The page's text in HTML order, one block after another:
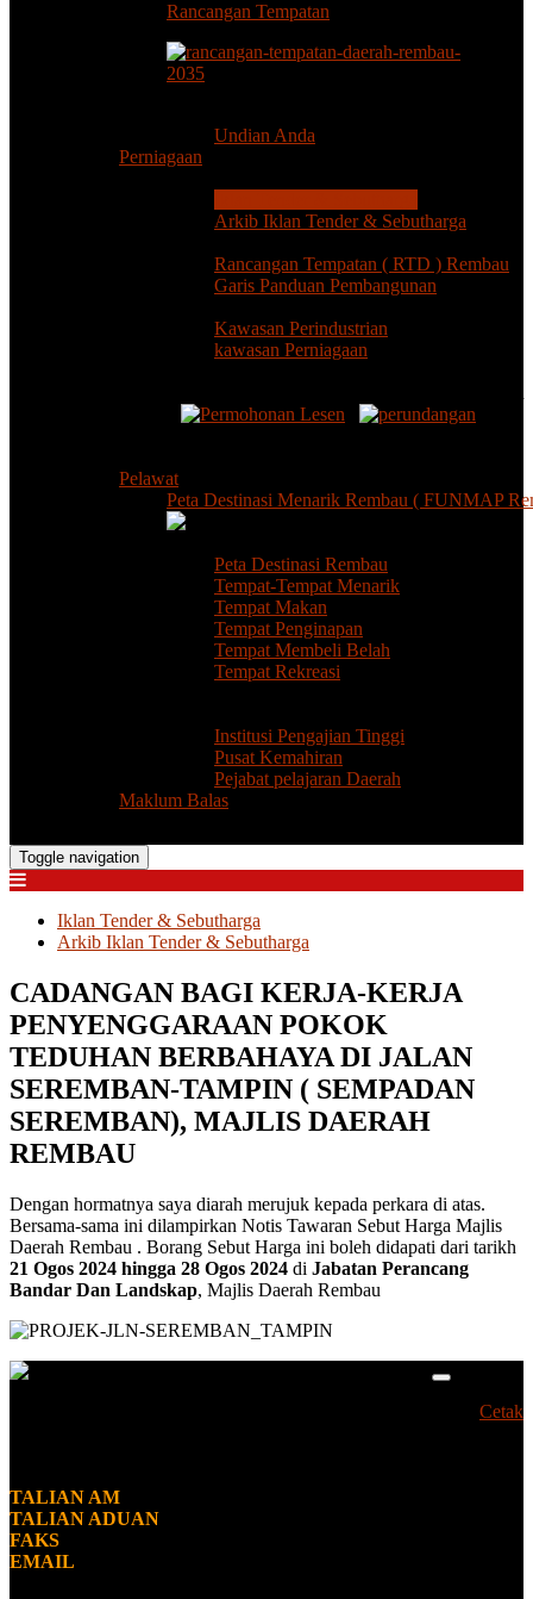
Rancangan Tempatan
Undian Anda
Perniagaan
Arkib Iklan Tender & Sebutharga
Rancangan Tempatan ( RTD ) Rembau
Garis Panduan Pembangunan
Kawasan Perindustrian
kawasan Perniagaan
Pelawat
Peta Destinasi Menarik Rembau ( FUNMAP
Peta Destinasi Rembau
Tempat-Tempat Menarik
Tempat Makan
Tempat Penginapan
Tempat Membeli Belah
Tempat Rekreasi
Institusi Pengajian Tinggi
Pusat Kemahiran
Pejabat pelajaran Daerah
Maklum Balas
Toggle navigation
Iklan Tender & Sebutharga
Arkib Iklan Tender & Sebutharga
CADANGAN BAGI KERJA-KERJA
PENYENGGARAAN POKOK
TEDUHAN BERBAHAYA DI JALAN
SEREMBAN-TAMPIN ( SEMPADAN
SEREMBAN), MAJLIS DAERAH
REMBAU
Dengan hormatnya saya diarah merujuk kepada perkara di atas.
Bersama-sama ini dilampirkan Notis Tawaran Sebut Harga Majlis
Daerah Rembau . Borang Sebut Harga ini boleh didapati dari tarikh
21 Ogos 2024 hingga 28 Ogos 2024 di Jabatan Perancang
Bandar Dan Landskap, Majlis Daerah Rembau
Cetak
TALIAN AM
TALIAN ADUAN
FAKS
EMAIL